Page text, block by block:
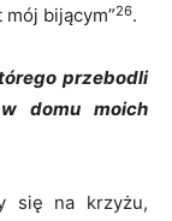
bijącym”26.
przebodli
domu moich
się na krzyżu,